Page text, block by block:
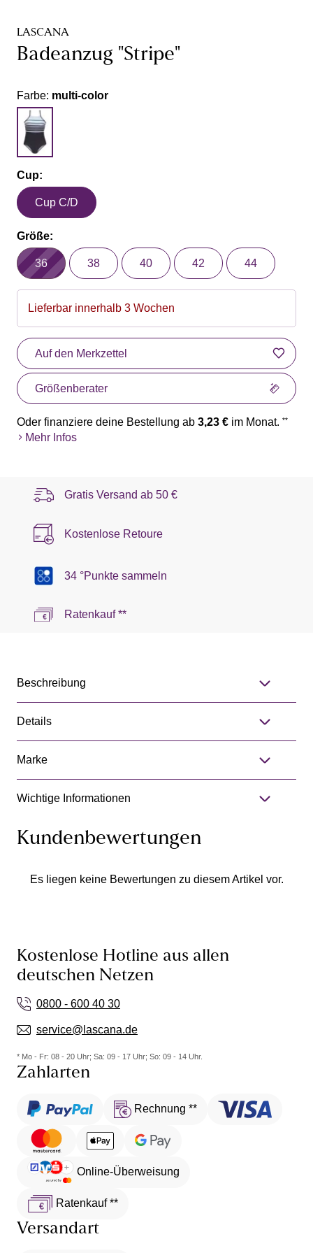
LASCANA
Badeanzug "Stripe"
Farbe: multi-color
Cup:
Cup C/D
Größe:
36 38 40 42 44
Lieferbar innerhalb 3 Wochen
Auf den Merkzettel
Größenberater
Oder finanziere deine Bestellung ab 3,23 € im Monat. **
Mehr Infos
Gratis Versand ab 50 €
Kostenlose Retoure
34 °Punkte sammeln
Ratenkauf **
Beschreibung
Details
Marke
Wichtige Informationen
Kundenbewertungen
Es liegen keine Bewertungen zu diesem Artikel vor.
Kostenlose Hotline aus allen
deutschen Netzen
0800 - 600 40 30
service@lascana.de
* Mo - Fr: 08 - 20 Uhr; Sa: 09 - 17 Uhr; So: 09 - 14 Uhr.
Zahlarten
Rechnung **
Online-Überweisung
Ratenkauf **
Versandart